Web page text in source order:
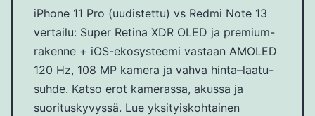
iPhone 11 Pro (uudistettu) vs Redmi Note 13
vertailu: Super Retina XDR OLED ja premium-
rakenne + iOS-ekosysteemi vastaan AMOLED
120 Hz, 108 MP kamera ja vahva hinta–laatu-
suhde. Katso erot kamerassa, akussa ja
suorituskyvyssä. Lue yksityiskohtainen